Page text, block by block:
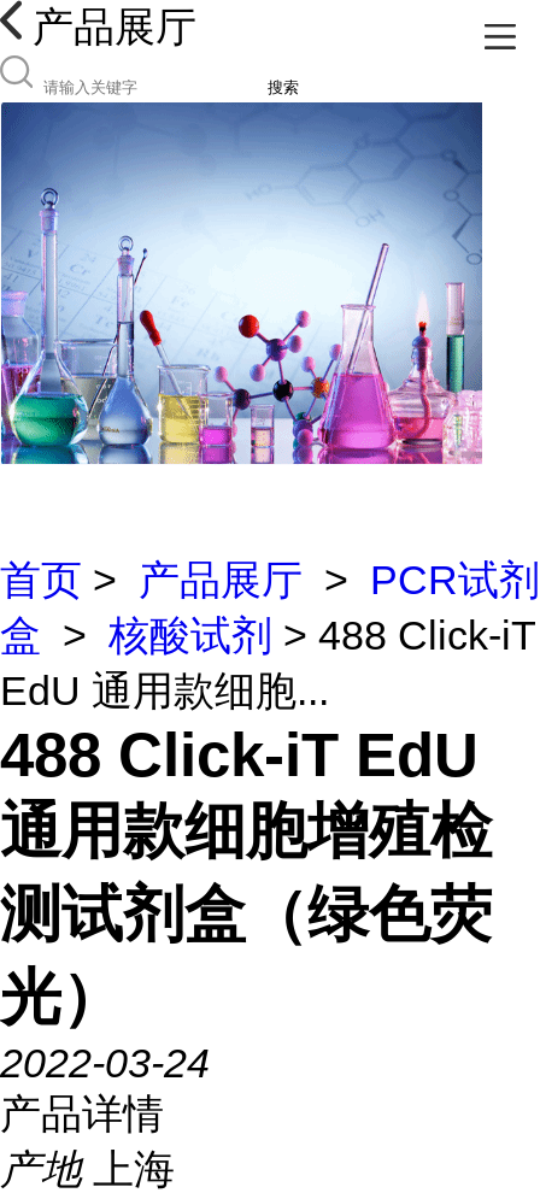
产品展厅
搜索
首页 > 产品展厅 > PCR试剂
盒 > 核酸试剂 > 488 Click-iT
EdU 通用款细胞...
488 Click-iT EdU
通用款细胞增殖检
测试剂盒（绿色荧
光）
2022-03-24
产品详情
产地
上海